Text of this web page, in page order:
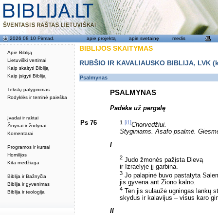
Apie Bibliją
Lietuviški vertimai
Kaip skaityti Bibliją
Kaip įsigyti Bibliją
Tekstų palyginimas
Rodyklės ir teminė paieška
Įvadai ir raktai
Žinynai ir žodynai
Komentarai
Programos ir kursai
Homilijos
Kita medžiaga
Biblija ir Bažnyčia
Biblija ir gyvenimas
Biblija ir teologija
2026 08 10 Pirmad. apie projektą apie svetainę medis
BIBLIJOS SKAITYMAS
RUBŠIO IR KAVALIAUSKO BIBLIJA,
Psalmynas
PSALMYNAS
Padėka už pergalę
Ps 76 1 [i1]Chorvedžiui.
Styginiams. Asafo psalmė.
I
2 Judo žmonės pažįsta Dievą
ir Izraelyje jį garbina.
3 Jo palapinė buvo pastatyta
jis gyvena ant Ziono kalno.
4 Ten jis sulaužė ugningas lankų
skydus ir kalavijus – visus karo
II